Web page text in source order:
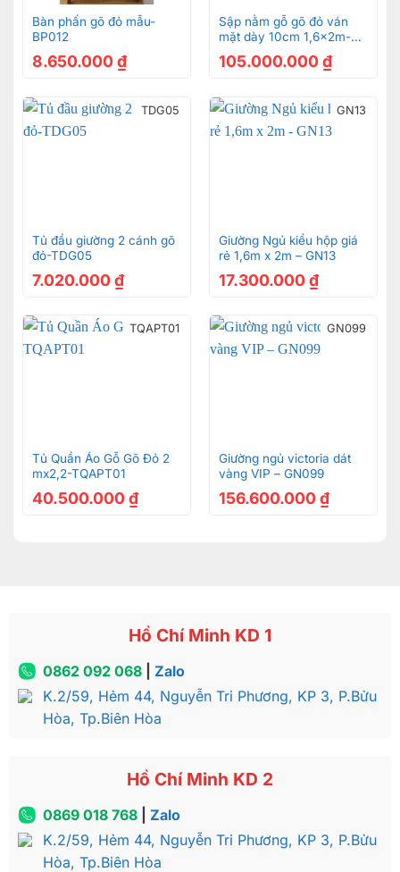
32.300.000 ₫
64.300.000₫
Giường ngủ cổ điển cao cấp Royal Châu Âu VIP –
Giường ngủ GN309 được chế tác từ gỗ gõ đỏ mang
phong cách cổ điển GNcủa hoàng gia châu Âu
Bàn phấn gõ đỏ mẫu-
BP012
8.650.000 ₫
Sập nằm gỗ gõ đỏ ván
mặt dày 10cm 1,6x2m-
105.000.000 ₫
TDG05
Tủ đầu giường 2 cánh gõ
đỏ-TDG05
7.020.000 ₫
GN13
Giường Ngủ kiểu hộp giá
rẻ 1,6m x 2m – GN13
17.300.000 ₫
TQAPT01
Tủ Quần Áo Gỗ Gõ Đỏ 2
mx2,2-TQAPT01
40.500.000 ₫
GN099
Giường ngủ victoria dát
vàng VIP – GN099
156.600.000 ₫
Hồ Chí Minh KD 1
0862 092 068| Zalo
K.2/59, Hẻm 44, Nguyễn Tri Phương, KP 3, P.Bửu
Hòa, Tp.Biên Hòa
Hồ Chí Minh KD 2
0869 018 768| Zalo
K.2/59, Hẻm 44, Nguyễn Tri Phương, KP 3, P.Bửu
Hòa, Tp.Biên Hòa